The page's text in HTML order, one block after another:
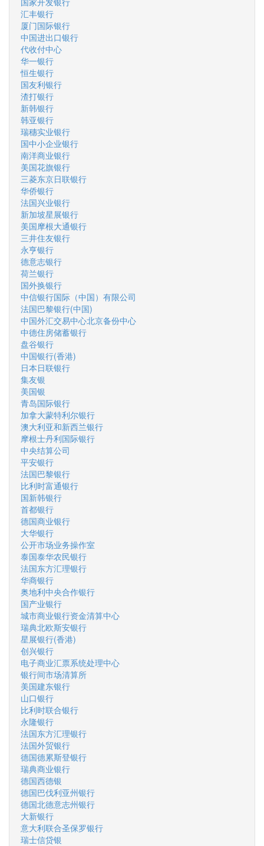
汇丰银行
厦门国际银行
中国进出口银行
代收付中心
华一银行
恒生银行
国友利银行
渣打银行
新韩银行
韩亚银行
瑞穗实业银行
国中小企业银行
南洋商业银行
美国花旗银行
三菱东京日联银行
华侨银行
法国兴业银行
新加坡星展银行
美国摩根大通银行
三井住友银行
永亨银行
德意志银行
荷兰银行
国外换银行
中信银行国际（中国）有限公司
法国巴黎银行(中国)
中国外汇交易中心北京备份中心
中德住房储蓄银行
盘谷银行
中国银行(香港)
日本日联银行
集友银
美国银
青岛国际银行
加拿大蒙特利尔银行
澳大利亚和新西兰银行
摩根士丹利国际银行
中央结算公司
平安银行
法国巴黎银行
比利时富通银行
国新韩银行
首都银行
德国商业银行
大华银行
公开市场业务操作室
泰国泰华农民银行
法国东方汇理银行
华商银行
奥地利中央合作银行
国产业银行
城市商业银行资金清算中心
瑞典北欧斯安银行
星展银行(香港)
创兴银行
电子商业汇票系统处理中心
银行间市场清算所
美国建东银行
山口银行
比利时联合银行
永隆银行
法国东方汇理银行
法国外贸银行
德国德累斯登银行
瑞典商业银行
德国西德银
德国巴伐利亚州银行
德国北德意志州银行
大新银行
意大利联合圣保罗银行
瑞士信贷银